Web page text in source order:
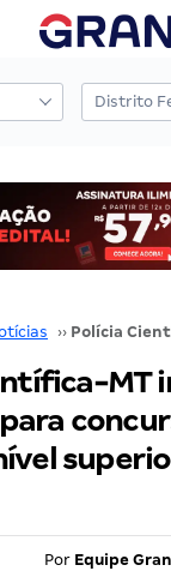
››
MT
Por Equipe Gran